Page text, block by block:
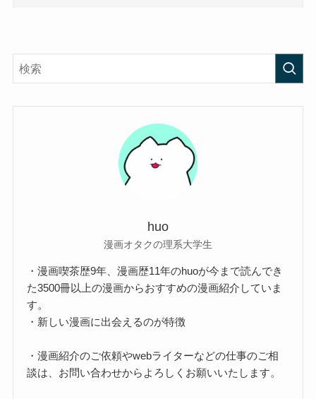
huo
漫画オタクの理系大学生
・漫画喫茶歴9年、漫画歴11年のhuoが今まで読んでき
た3500冊以上の漫画からおすすめの漫画紹介していま
す。
・新しい漫画に出会えるのが特徴
・漫画紹介のご依頼やwebライターなどの仕事のご相
談は、お問い合わせからよろしくお願いいたします。